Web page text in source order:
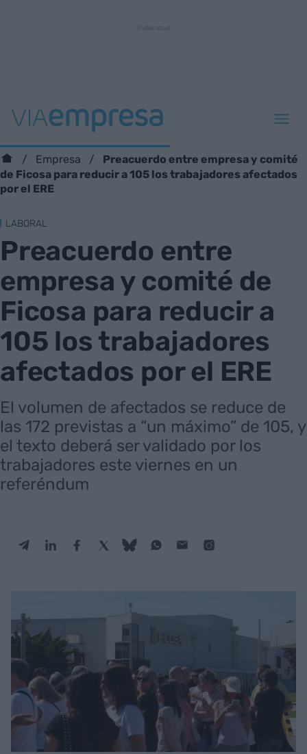
Empresa
Preacuerdo entre empresa y comité
de Ficosa para reducir a 105 los trabajadores afectados
por el ERE
LABORAL
Preacuerdo entre
empresa y comité de
Ficosa para reducir a
105 los trabajadores
afectados por el ERE
El volumen de afectados se reduce de
las 172 previstas a “un máximo” de 105, y
el texto deberá ser validado por los
trabajadores este viernes en un
referéndum